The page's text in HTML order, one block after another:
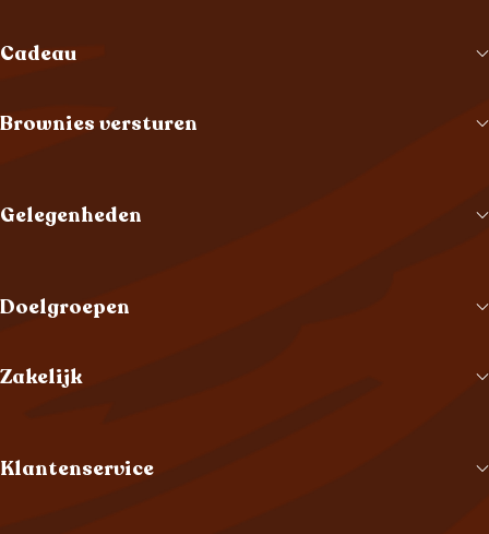
Cadeau
Brownies versturen
Gelegenheden
Doelgroepen
Zakelijk
Klantenservice